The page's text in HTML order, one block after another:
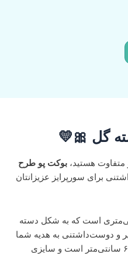
گل 🎀💛
متفاوت هستید، بوکت پو طرح
برای سورپرایز عزیزانتان
شامل ۶ عدد پو ۱۰ سانتی‌متری است که به شکل دسته
و دوست‌داشتنی به هدیه شما
می‌بخشد. طول کلی بوکت حدود ۶۰ سانتی‌متر است و سایزی